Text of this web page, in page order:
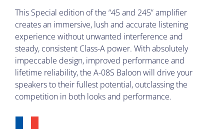
This Special edition of the “45 and 245” amplifier
creates an immersive, lush and accurate listening
experience without unwanted interference and
steady, consistent Class-A power. With absolutely
impeccable design, improved performance and
lifetime reliability, the A-08S Baloon will drive your
speakers to their fullest potential, outclassing the
competition in both looks and performance.